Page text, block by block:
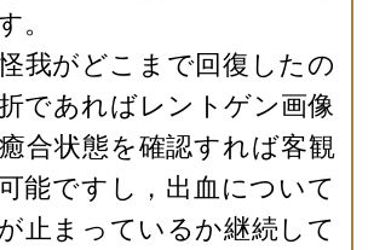
。
我がどこまで回復したの
であればレントゲン画像
合状態を確認すれば客観
能ですし，出血について
止まっているか継続して